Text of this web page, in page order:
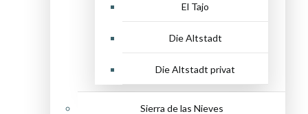
El Tajo
Die Altstadt
Die Altstadt privat
Sierra de las Nieves